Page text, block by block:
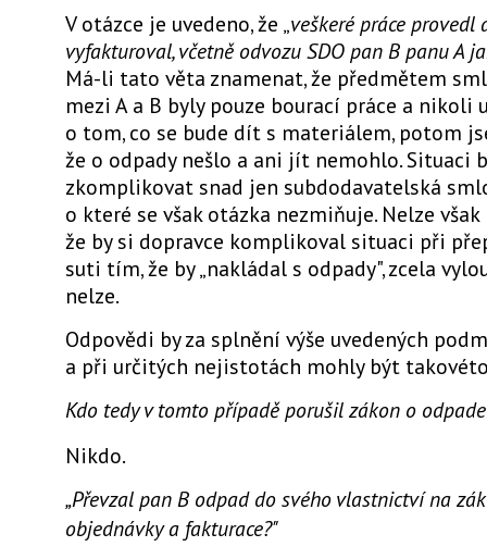
V otázce je uvedeno, že „veškeré práce provedl
vyfakturoval, včetně odvozu SDO pan B panu A
Má-li tato věta znamenat, že předmětem
mezi A a B byly pouze bourací práce a nikoli
o tom, co se bude dít s materiálem, potom
že o odpady nešlo a ani jít nemohlo. Situaci
zkomplikovat snad jen subdodavatelská
o které se však otázka nezmiňuje. Nelze
že by si dopravce komplikoval situaci při
suti tím, že by „nakládal s odpady", zcela
nelze.
Odpovědi by za splnění výše uvedených
a při určitých nejistotách mohly být
Kdo tedy v tomto případě porušil zákon o
Nikdo.
„Převzal pan B odpad do svého vlastnictví na
objednávky a fakturace?"